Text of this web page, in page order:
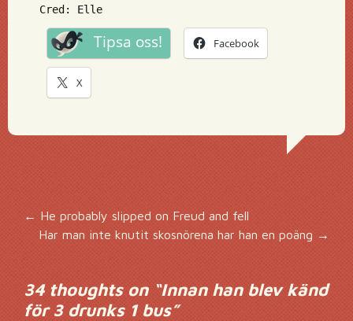
Cred: Elle
Tipsa oss! Facebook
X
Inläggsnavigering
←He probably slipped on Freud and fell
Har man inte knutit skosnörena har han en poäng→
34 thoughts on “Innan han blev känd
för 3 drunks 1 bus”